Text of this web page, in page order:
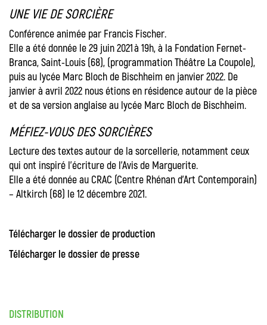
UNE VIE DE SORCIÈRE
Conférence animée par Francis Fischer.
Elle a été donnée le 29 juin 2021 à 19h, à la Fondation Fernet-
Branca, Saint-Louis (68), (programmation Théâtre La Coupole),
puis au lycée Marc Bloch de Bischheim en janvier 2022. De
janvier à avril 2022 nous étions en résidence autour de la pièce
et de sa version anglaise au lycée Marc Bloch de Bischheim.
MÉFIEZ-VOUS DES SORCIÈRES
Lecture des textes autour de la sorcellerie, notamment ceux
qui ont inspiré l’écriture de l’Avis de Marguerite.
Elle a été donnée au CRAC (Centre Rhénan d’Art Contemporain)
– Altkirch (68) le 12 décembre 2021.
Télécharger le dossier de production
Télécharger le dossier de presse
DISTRIBUTION